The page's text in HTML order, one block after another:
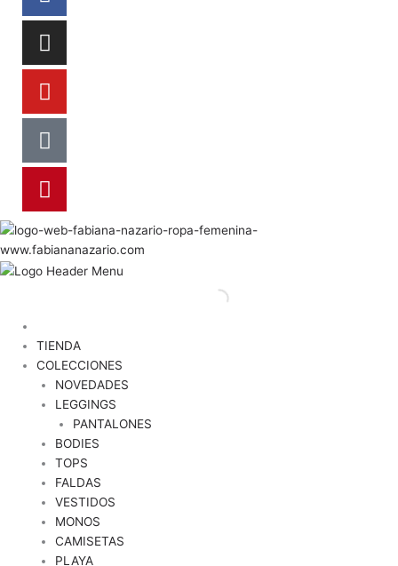
TIENDA
COLECCIONES
NOVEDADES
LEGGINGS
PANTALONES
BODIES
TOPS
FALDAS
VESTIDOS
MONOS
CAMISETAS
PLAYA